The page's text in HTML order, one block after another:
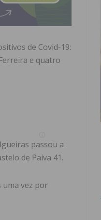
de Covid-19:
e quatro
passou a
de Paiva 41.
uma vez por